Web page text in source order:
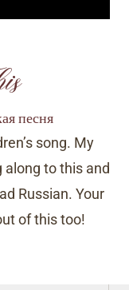
песня
song. My
to this and
Russian. Your
of this too!